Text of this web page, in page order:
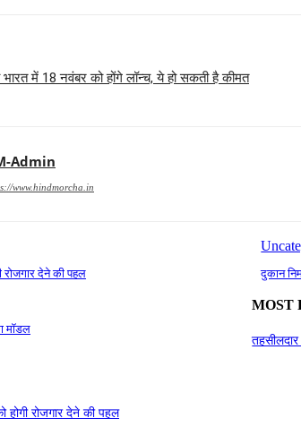
में 18 नवंबर को होंगे लॉन्च, ये हो सकती है कीमत
Admin
www.hindmorcha.in
देने की पहल दुकान
मॉडल
MOST
रोजगार देने की पहल